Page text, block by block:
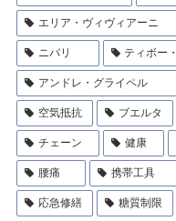
エリア・ヴィヴィアーニ
ニバリ ティボー
アンドレ・グライペル
空気抵抗 ブエルタ
チェーン 健康
腰痛 携帯工具
応急修繕 糖質制限